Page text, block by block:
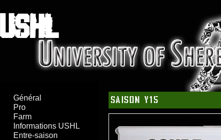
USHL
Saison Y15
Général
Pro
Farm
Informations USHL
Entre-saison